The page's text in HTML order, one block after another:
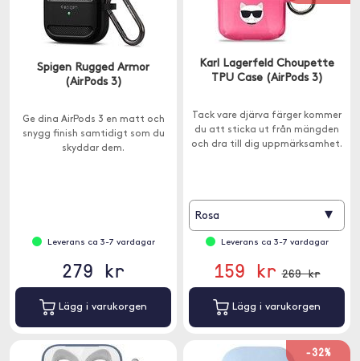
Spigen Rugged Armor
(AirPods 3)
Ge dina AirPods 3 en matt och
snygg finish samtidigt som du
skyddar dem.
Leverans ca 3-7 vardagar
279 kr
Lägg i varukorgen
Karl Lagerfeld Choupette
TPU Case (AirPods 3)
Tack vare djärva färger kommer
du att sticka ut från mängden
och dra till dig uppmärksamhet.
Rosa ▾
Leverans ca 3-7 vardagar
159 kr 269 kr
Lägg i varukorgen
-32%